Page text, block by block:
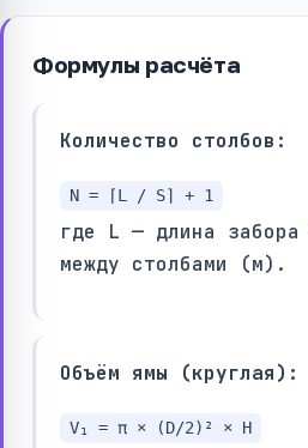
Формулы расчёта
Количество столбов:
N = ⌈L / S⌉ + 1
где L — длина
между столбами (м).
Объём ямы (круглая):
V₁ = π × (D/2)² × H